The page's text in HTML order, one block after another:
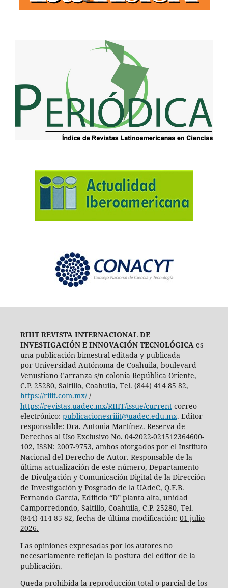
RIIIT REVISTA INTERNACIONAL DE
INVESTIGACIÓN E INNOVACIÓN TECNOLÓGICA es
una publicación bimestral editada y publicada
por Universidad Autónoma de Coahuila, boulevard
Venustiano Carranza s/n colonia República Oriente,
C.P. 25280, Saltillo, Coahuila, Tel. (844) 414 85 82,
https://riiit.com.mx//
https://revistas.uadec.mx/RIIIT/issue/currentcorreo
electrónico: publicacionesriiit@uadec.edu.mx. Editor
responsable: Dra. Antonia Martínez. Reserva de
Derechos al Uso Exclusivo No. 04-2022-021512364600-
102, ISSN: 2007-9753, ambos otorgados por el Instituto
Nacional del Derecho de Autor. Responsable de la
última actualización de este número, Departamento
de Divulgación y Comunicación Digital de la Dirección
de Investigación y Posgrado de la UAdeC, Q.F.B.
Fernando García, Edificio “D” planta alta, unidad
Camporredondo, Saltillo, Coahuila, C.P. 25280, Tel.
(844) 414 85 82, fecha de última modificación: 01 julio
2026.
Las opiniones expresadas por los autores no
necesariamente reflejan la postura del editor de la
publicación.
Queda prohibida la reproducción total o parcial de los